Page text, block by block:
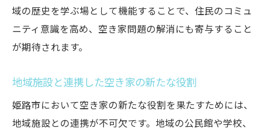
域の歴史を学ぶ場として機能することで、住民のコミュ
ニティ意識を高め、空き家問題の解消にも寄与すること
が期待されます。
地域施設と連携した空き家の新たな役割
姫路市において空き家の新たな役割を果たすためには、
地域施設との連携が不可欠です。地域の公民館や学校、